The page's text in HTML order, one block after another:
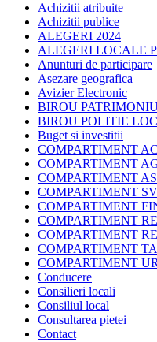
Achizitii atribuite
Achizitii publice
ALEGERI 2024
ALEGERI LOCALE
Anunturi de participare
Asezare geografica
Avizier Electronic
BIROU
BIROU POLITIE
Buget si investitii
COMPARTIMENT
COMPARTIMENT
COMPARTIMENT
COMPARTIMENT
COMPARTIMENT
COMPARTIMENT
COMPARTIMENT
COMPARTIMENT
COMPARTIMENT
Conducere
Consilieri locali
Consiliul local
Consultarea pietei
Contact